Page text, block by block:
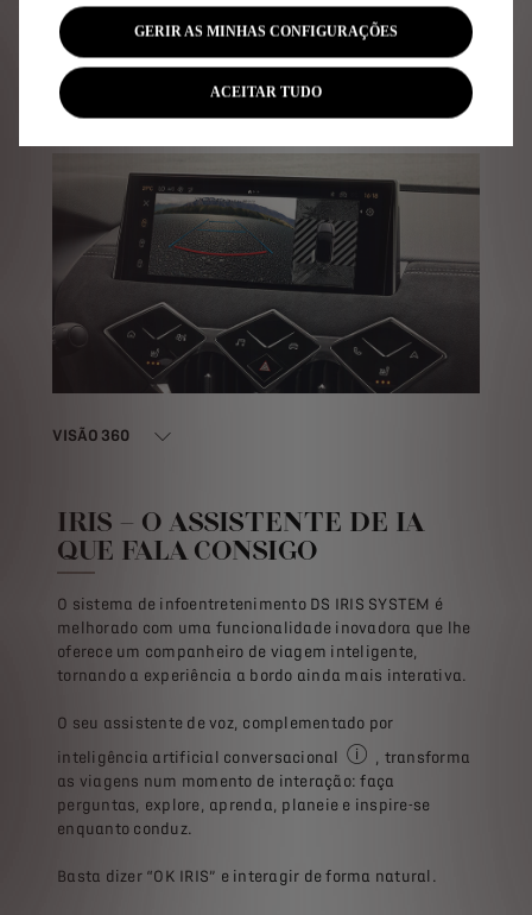
ENTRADA E ARRANQUE SEM CHAVE POR
PROXIMIDADE
VISÃO 360
IRIS – O ASSISTENTE DE IA
QUE FALA CONSIGO
O sistema de infoentretenimento DS IRIS SYSTEM é
melhorado com uma funcionalidade inovadora que lhe
oferece um companheiro de viagem inteligente,
tornando a experiência a bordo ainda mais interativa.
O seu assistente de voz, complementado por
inteligência artificial conversacional
Esta funcionalidade da
, transforma
as viagens num momento de interação: faça
perguntas, explore, aprenda, planeie e inspire-se
enquanto conduz.
Basta dizer “OK IRIS” e interagir de forma natural.
GERIR AS MINHAS CONFIGURAÇÕES
ACEITAR TUDO